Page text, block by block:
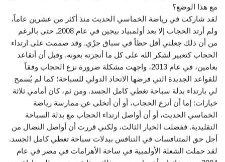
مع هذا الوضع؟
لقد شاركت في رياضة الخماسي الحديث منذ أكثر من عشرين عاماً،
ولم أرتد الحجاب إلا بعد أولمبياد بيجين في عام 2008ـ حتى بالرغم
من أن ذلك جعلني أقل حظاً في سباق جرْي. وقد صممت على ارتداء
الحجاب كتعبير لشكر الله على كل ما أنجزته بعونه. وقبل أن أتقاعد
بعامين، في عام 2013، واجهت مشكلة ضرورة نزع الحجاب وفقاً
للقواعد الجديدة التي فرضها الاتحاد الدولي للسباحة؛ كما لم يُسمح
لي بارتداء بدلة سباحة تغطي كامل الجسد. ومن ثم، كان أمامي ثلاثة
خيارات: إما أن أنزع الحجاب، أو أن أتخلى عن ممارسة رياضة
الخماسي الحديث، أو أن أواصل ارتداء الحجاب مع بدلة السباحة
التقليدية. ففضلت الخيار الثالث، ولكني قررت أن أواصل النضال من
أجل حق المتنافسات في التنافس ببدلات سباحة تغطي كامل الجسد.
لقد حملت الشعلة الأولمبية في ساحة الأهرامات في مصر في عام